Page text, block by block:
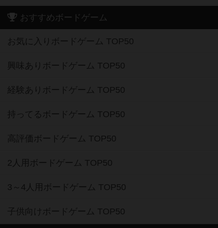
おすすめボードゲーム
お気に入りボードゲーム TOP50
興味ありボードゲーム TOP50
経験ありボードゲーム TOP50
持ってるボードゲーム TOP50
高評価ボードゲーム TOP50
2人用ボードゲーム TOP50
3～4人用ボードゲーム TOP50
子供向けボードゲーム TOP50